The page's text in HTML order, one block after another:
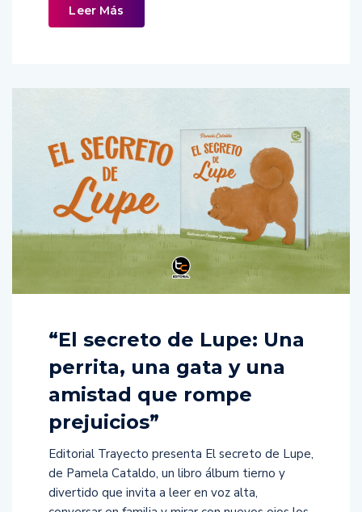
Leer Más
“El secreto de Lupe: Una
perrita, una gata y una
amistad que rompe
prejuicios”
Editorial Trayecto presenta El secreto de Lupe,
de Pamela Cataldo, un libro álbum tierno y
divertido que invita a leer en voz alta,